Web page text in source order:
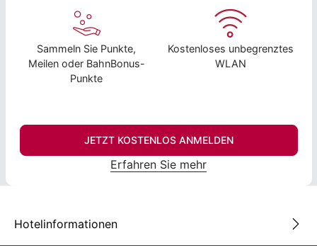
Sammeln Sie Punkte,
Meilen oder BahnBonus-
Punkte
Kostenloses unbegrenztes
WLAN
JETZT KOSTENLOS ANMELDEN
Erfahren Sie mehr
Hotelinformationen